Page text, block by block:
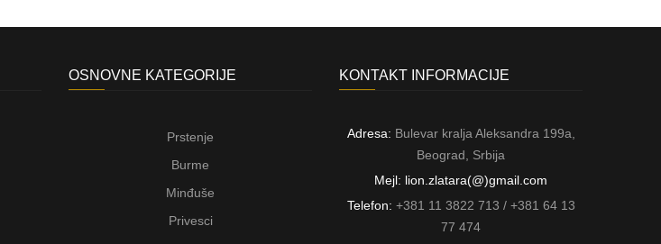
OSNOVNE KATEGORIJE
Prstenje
Burme
Minđuše
Privesci
KONTAKT INFORMACIJE
Adresa: Bulevar kralja Aleksandra 199a,
Beograd, Srbija
Mejl: lion.zlatara(@)gmail.com
Telefon: +381 11 3822 713 / +381 64 13
77 474